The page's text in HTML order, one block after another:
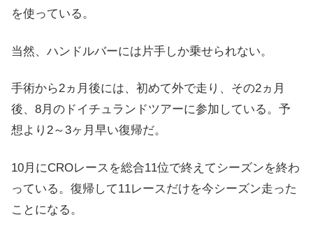
を使っている。
当然、ハンドルバーには片手しか乗せられない。
手術から2ヵ月後には、初めて外で走り、その2ヵ月
後、8月のドイチュランドツアーに参加している。予
想より2～3ヶ月早い復帰だ。
10月にCROレースを総合11位で終えてシーズンを終わ
っている。復帰して11レースだけを今シーズン走った
ことになる。